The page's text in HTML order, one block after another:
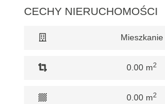
CECHY NIERUCHOMOŚCI
Mieszkanie
0.00 m2
0.00 m2